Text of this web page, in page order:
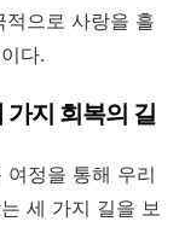
으로 사랑을 흘
다.
가지 회복의 길
정을 통해 우리
세 가지 길을 보